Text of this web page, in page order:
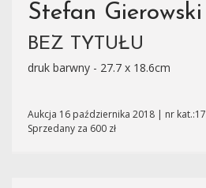
Stefan Gierowski
BEZ TYTUŁU
druk barwny - 27.7 x 18.6cm
Aukcja 16 października 2018 | nr kat.:17
Sprzedany za 600 zł